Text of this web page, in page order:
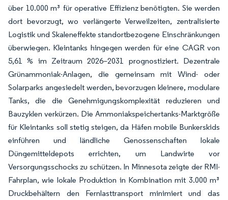
über 10.000 m³ für operative Effizienz benötigten. Sie werden
dort bevorzugt, wo verlängerte Verweilzeiten, zentralisierte
Logistik und Skaleneffekte standortbezogene Einschränkungen
überwiegen. Kleintanks hingegen werden für eine CAGR von
5,61 % im Zeitraum 2026–2031 prognostiziert. Dezentrale
Grünammoniak-Anlagen, die gemeinsam mit Wind- oder
Solarparks angesiedelt werden, bevorzugen kleinere, modulare
Tanks, die die Genehmigungskomplexität reduzieren und
Bauzyklen verkürzen. Die Ammoniakspeichertanks-Marktgröße
für Kleintanks soll stetig steigen, da Häfen mobile Bunkerskids
einführen und ländliche Genossenschaften lokale
Düngemitteldepots errichten, um Landwirte vor
Versorgungsschocks zu schützen. In Minnesota zeigte der RMI-
Fahrplan, wie lokale Produktion in Kombination mit 3.000 m³
Druckbehältern den Fernlasttransport minimiert und das